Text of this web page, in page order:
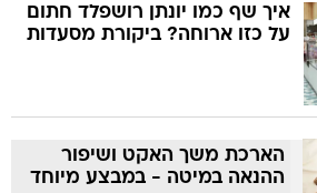
איך שף כמו יונתן רושפלד חתום
על כזו ארוחה? ביקורת מסעדות
הארכת משך האקט ושיפור
ההנאה במיטה - במבצע מיוחד